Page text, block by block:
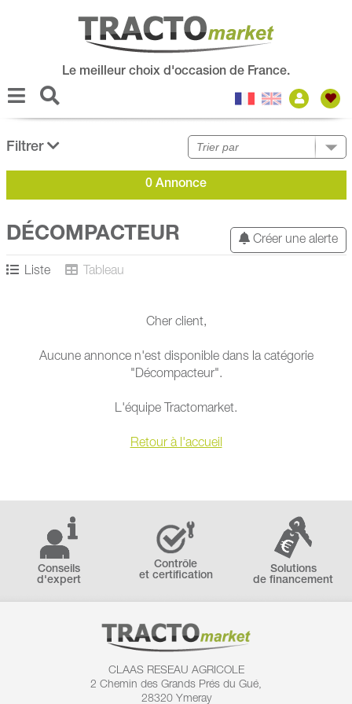
Le meilleur choix d'occasion de France.
Filtrer
0 Annonce
Créer une alerte
DÉCOMPACTEUR
Liste Tableau
Cher client,
Aucune annonce n'est disponible dans la catégorie
"Décompacteur".
L'équipe Tractomarket.
Retour à l'accueil
Conseils
d'expert
Contrôle
et certification
Solutions
de financement
CLAAS RESEAU AGRICOLE
2 Chemin des Grands Prés du Gué,
28320 Ymeray